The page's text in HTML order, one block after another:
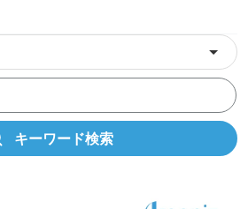
キーワード検索